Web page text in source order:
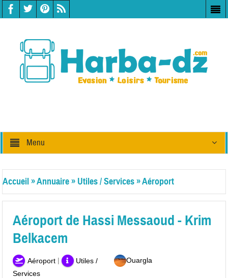
Menu
Accueil»Annuaire» Utiles / Services»Aéroport
Aéroport de Hassi Messaoud - Krim
Belkacem
Aéroport|
Utiles /
Services
Ouargla